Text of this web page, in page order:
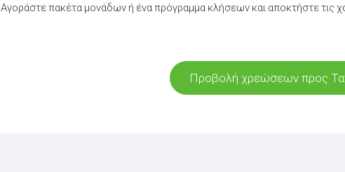
Αγοράστε πακέτα μονάδων ή ένα πρόγραμμα κλήσεων και αποκτήστε τις
Προβολή χρεώσεων προς